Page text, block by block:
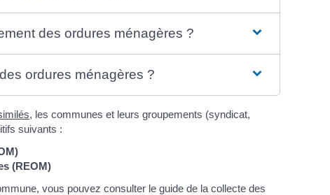
des ordures ménagères ?
ordures ménagères ?
, les communes et leurs groupements (syndicat,
suivants :
(REOM)
vous pouvez consulter le guide de la collecte des